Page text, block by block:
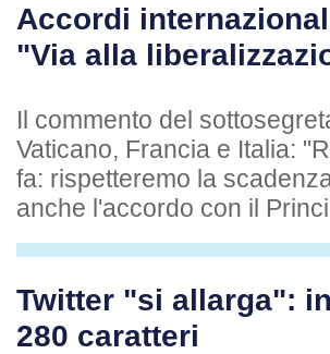
Accordi
"Via alla
Il commento del
Vaticano, Francia e Italia:
fa: rispetteremo la
anche l'accordo con il
Twitter "si allarga":
280 caratteri